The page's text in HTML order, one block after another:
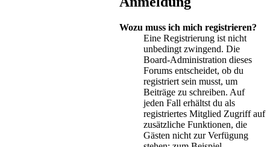
Wozu muss ich mich registrieren?
Eine Registrierung ist nicht
unbedingt zwingend. Die
Board-Administration dieses
Forums entscheidet, ob du
registriert sein musst, um
Beiträge zu schreiben. Auf
jeden Fall erhältst du als
registriertes Mitglied Zugriff auf
zusätzliche Funktionen, die
Gästen nicht zur Verfügung